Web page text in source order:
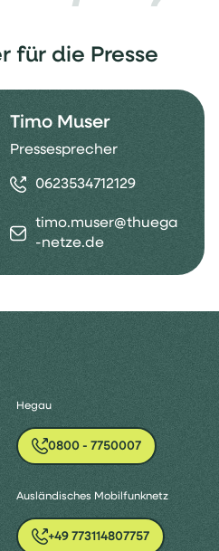
für die Presse
Timo Muser
Pressesprecher
0623534712129
timo.muser@thuega
-netze.de
Hegau
0800 - 7750007
Ausländisches Mobilfunknetz
+49 773114807757